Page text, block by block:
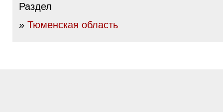
Раздел
» Тюменская область